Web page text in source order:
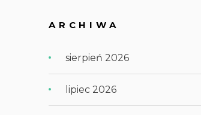
ARCHIWA
sierpień 2026
lipiec 2026